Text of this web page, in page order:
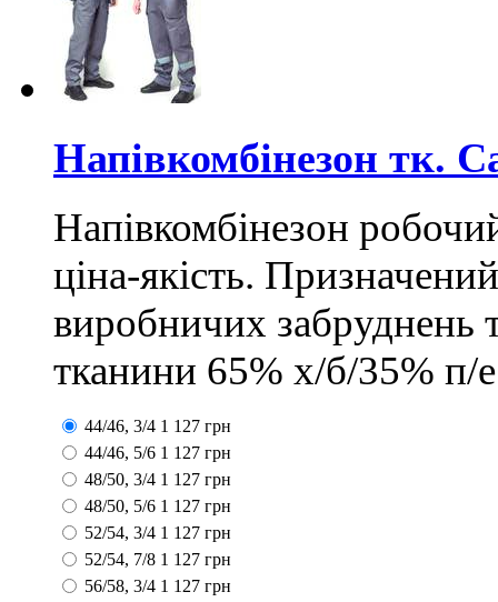
Напівкомбінезон тк.
Напівкомбінезон
ціна-якість.
виробничих забруднень
тканини 65% х/б/35% п/
44/46, 3/4 1 127 грн
44/46, 5/6 1 127 грн
48/50, 3/4 1 127 грн
48/50, 5/6 1 127 грн
52/54, 3/4 1 127 грн
52/54, 7/8 1 127 грн
56/58, 3/4 1 127 грн